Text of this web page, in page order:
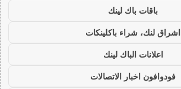
باقات باك لينك
اشراق لنك، شراء باكلينكات
اعلانات الباك لينك
فودوافون اخبار الاتصالات